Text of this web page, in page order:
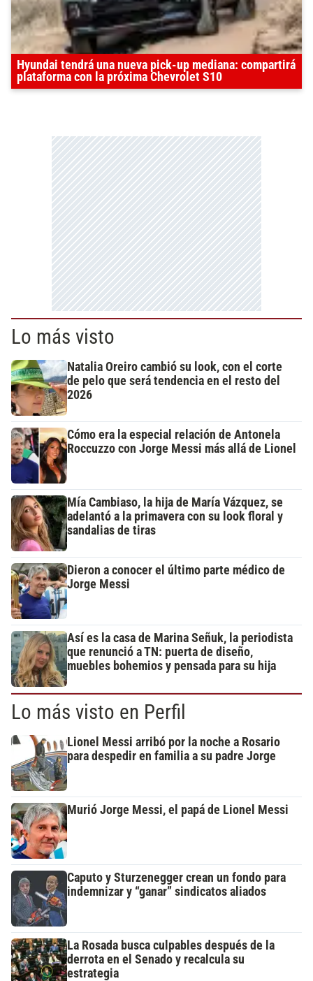
Hyundai tendrá una nueva pick-up mediana: compartirá
plataforma con la próxima Chevrolet S10
Lo más visto
Natalia Oreiro cambió su look, con el corte
de pelo que será tendencia en el resto del
2026
Cómo era la especial relación de Antonela
Roccuzzo con Jorge Messi más allá de Lionel
Mía Cambiaso, la hija de María Vázquez, se
adelantó a la primavera con su look floral y
sandalias de tiras
Dieron a conocer el último parte médico de
Jorge Messi
Así es la casa de Marina Señuk, la periodista
que renunció a TN: puerta de diseño,
muebles bohemios y pensada para su hija
Lo más visto en Perfil
Lionel Messi arribó por la noche a Rosario
para despedir en familia a su padre Jorge
Murió Jorge Messi, el papá de Lionel Messi
Caputo y Sturzenegger crean un fondo para
indemnizar y “ganar” sindicatos aliados
La Rosada busca culpables después de la
derrota en el Senado y recalcula su
estrategia